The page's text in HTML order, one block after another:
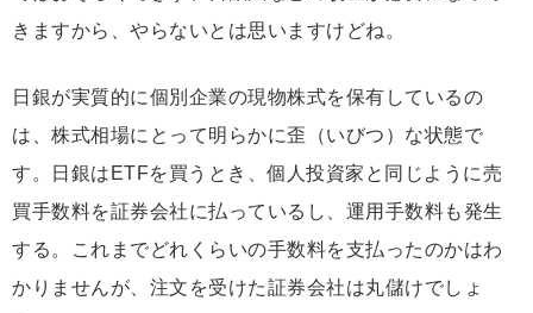
きますから、やらないとは思いますけどね。
日銀が実質的に個別企業の現物株式を保有しているの
は、株式相場にとって明らかに歪（いびつ）な状態で
す。日銀はETFを買うとき、個人投資家と同じように売
買手数料を証券会社に払っているし、運用手数料も発生
する。これまでどれくらいの手数料を支払ったのかはわ
かりませんが、注文を受けた証券会社は丸儲けでしょ